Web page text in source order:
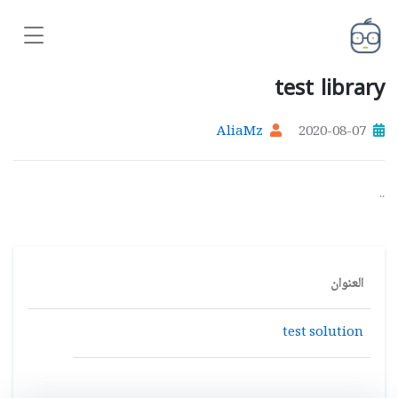
test library
2020-08-07
AliaMz
..
العنوان
test solution